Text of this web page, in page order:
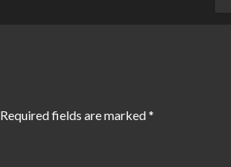
Required fields are marked*